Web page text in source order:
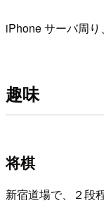
iPhone サーバ周り
趣味
将棋
新宿道場で、２段